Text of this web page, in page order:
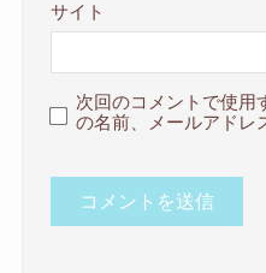
サイト
次回のコメントで使用
の名前、メールアドレ